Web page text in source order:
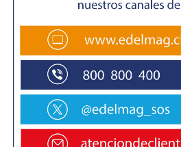
con IA en dicho sector, donde se
Fuerte Bulnes y cuyo entorno es
la creación de la ciudad de Punta
En la ocasión, se realizó una
características de este proyecto
CENIA y que contó con la
General de Parque del Estrecho
Castro, y su equipo de trabajo,